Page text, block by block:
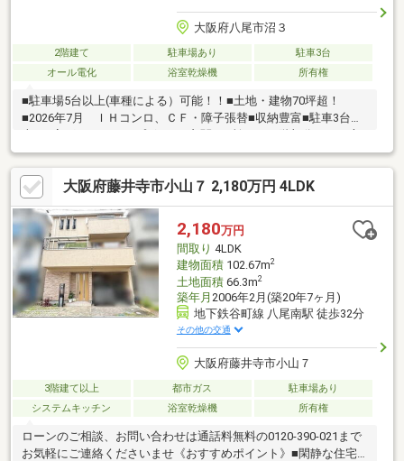
大阪府八尾市沼３
2階建て 駐車場あり
駐車3台
オール電化
浴室乾燥機 所有権
■駐車場5台以上(車種による）可能！！■土地・建物70坪超！
■2026年7月 ＩＨコンロ、ＣＦ・障子張替■収納豊富■駐車3台以
へ行きき可能■こだわりの設備満載■近隣スーパー・コンビニ・ド
ラッグストア・病院等充実の施設
大阪府藤井寺市小山７ 2,180万円 4LDK
2,180万円
間取り 4LDK
建物面積102.67m2
土地面積66.3m2
築年月 2006年2月(築20年7ヶ月)
地下鉄谷町線 八尾南駅 徒歩32分
その他の交通
大阪府藤井寺市小山７
3階建て以上 都市ガス
駐車場あり
システムキッチン
浴室乾燥機 所有権
ローンのご相談、お問い合わせは通話料無料の0120-390-021まで
お気軽にご連絡くださいませ《おすすめポイント》■閑静な住宅